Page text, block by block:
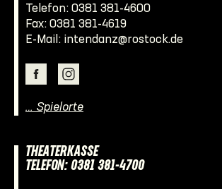
Telefon: 0381 381-4600
Fax: 0381 381-4619
E-Mail: intendanz@rostock.de
… Spielorte
THEATERKASSE
TELEFON: 0381 381-4700